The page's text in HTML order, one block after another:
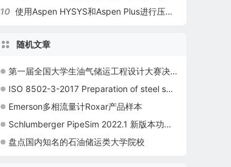
10 使用Aspen HYSYS和Aspen Plus进行压力泄放分析（EHY252）
随机文章
第一届全国大学生油气储运工程设计大赛决赛日程安排
ISO 8502-3-2017 Preparation of steel substrates before application of paints and related products — Tests for the assessment of surface cleanliness — Part 3: Assessment of dust on steel surfaces prepared for painting (pressure-sensitive tape method)
Emerson多相流量计Roxar产品样本
Schlumberger PipeSim 2022.1 新版本功能介绍
盘点国内知名的石油储运类大学院校